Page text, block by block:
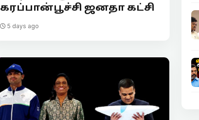
கரப்பான்பூச்சி ஜனதா கட்சி
5 days ago